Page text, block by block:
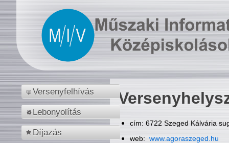
Versenyfelhívás
Lebonyolítás
Díjazás
cím: 6722 Szeged Kálvária
web: www.agoraszeged.hu